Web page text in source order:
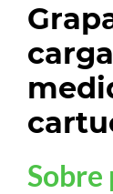
Sobre